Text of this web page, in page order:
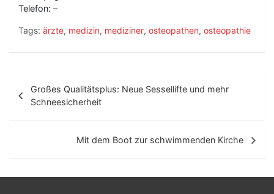
Telefon: –
Tags: ärzte, medizin, mediziner, osteopathen, osteopathie
e
i
r
Großes Qualitätsplus: Neue Sessellifte und mehr
Schneesicherheit
Mit dem Boot zur schwimmenden Kirche